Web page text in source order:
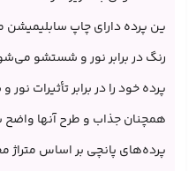
ین پرده دارای چاپ سابلیمیشن
رنگ در برابر نور و شستشو
پرده خود را در برابر تأثیرات
همچنان جذاب و طرح آنها واضح
پرده‌های پانچی بر اساس